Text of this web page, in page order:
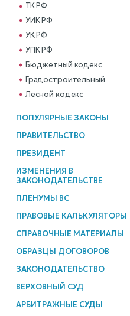
ТК РФ
УИК РФ
УК РФ
УПК РФ
Бюджетный кодекс
Градостроительный
Лесной кодекс
ПОПУЛЯРНЫЕ ЗАКОНЫ
ПРАВИТЕЛЬСТВО
ПРЕЗИДЕНТ
ИЗМЕНЕНИЯ В
ЗАКОНОДАТЕЛЬСТВЕ
ПЛЕНУМЫ ВС
ПРАВОВЫЕ КАЛЬКУЛЯТОРЫ
СПРАВОЧНЫЕ МАТЕРИАЛЫ
ОБРАЗЦЫ ДОГОВОРОВ
ЗАКОНОДАТЕЛЬСТВО
ВЕРХОВНЫЙ СУД
АРБИТРАЖНЫЕ СУДЫ